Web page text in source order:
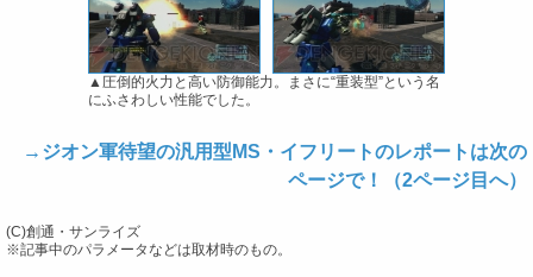
▲圧倒的火力と高い防御能力。まさに“重装型”という名
にふさわしい性能でした。
→ジオン軍待望の汎用型MS・イフリートのレポートは次の
ページで！（2ページ目へ）
(C)創通・サンライズ
※記事中のパラメータなどは取材時のもの。